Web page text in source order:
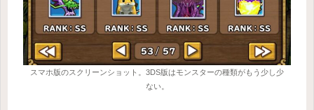
スマホ版のスクリーンショット。3DS版はモンスターの種類がもう少し少
ない。